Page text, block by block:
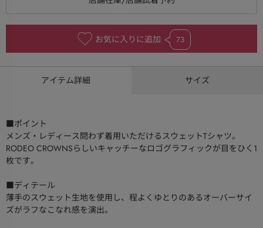
お気に入りに追加 73
アイテム詳細 サイズ
■ポイント
メンズ・レディース問わず着用いただけるスウェットTシャツ。
RODEO CROWNSらしいキャッチーなロゴグラフィックが目をひく1
枚です。
■ディテール
薄手のスウェット生地を使用し、程よくゆとりのあるオーバーサイ
ズがラフなこなれ感を演出。